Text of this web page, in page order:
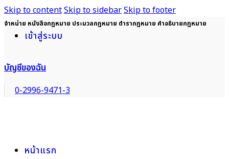
Skip to contentSkip to sidebarSkip to footer
จำหน่าย หนังสือกฎหมาย ประมวลกฎหมาย ตำรากฎหมาย คำอธิบายกฎหมาย
เข้าสู่ระบบ
บัญชีของฉัน
0-2996-9471-3
หน้าแรก